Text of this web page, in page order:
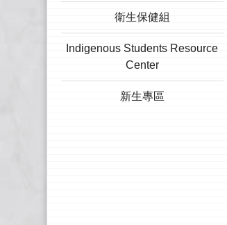
衛生保健組
Indigenous Students Resource
Center
新生專區